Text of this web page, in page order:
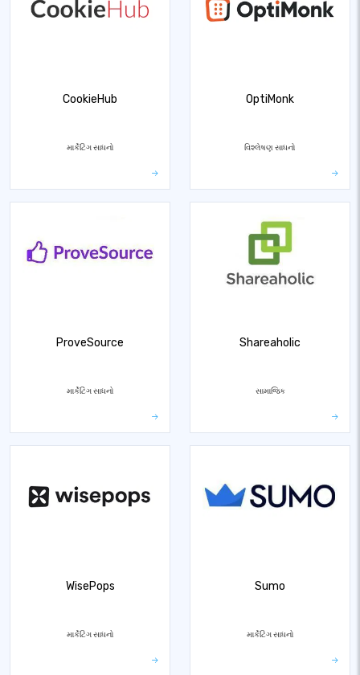
CookieHub
માર્કેટિંગ સાધનો
OptiMonk
વિશ્લેષણ સાધનો
ProveSource
માર્કેટિંગ સાધનો
Shareaholic
સામાજિક
WisePops
માર્કેટિંગ સાધનો
Sumo
માર્કેટિંગ સાધનો